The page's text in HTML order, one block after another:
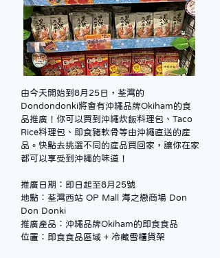
由今天開始到8月25日，荃灣的
Dondondonki將會有沖繩品牌Okiham的食
品推廣！你可以買到沖繩炊飯料理包、Taco
Rice料理包、即食豬軟骨等由沖繩直送的産
品。快點去挑選不同的産品買回家，讓你在家
都可以享受到沖繩的味道！
推廣日期：即日起至8月25號
地點：荃灣西站 OP Mall 海之戀商場 Don
Don Donki
推廣產品：沖繩品牌Okiham的即食食品
位置：即食食品區域 + 冷藏雪櫃貨架